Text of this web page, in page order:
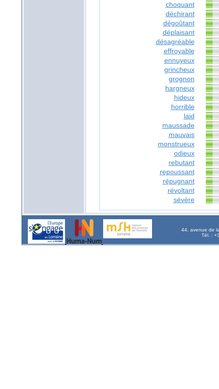
choquant
déchirant
dégoûtant
déplaisant
désagréable
effroyable
ennuyeux
grincheux
grognon
hargneux
hideux
horrible
laid
maussade
mauvais
monstrueux
odieux
rebutant
repoussant
répugnant
révoltant
sévère
44, avenue de
Tél. :